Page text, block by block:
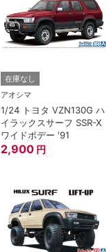
在庫なし
アオシマ
1/24 トヨタ VZN130G ハ
イラックスサーフ SSR-X
ワイドボデー '91
2,900 円